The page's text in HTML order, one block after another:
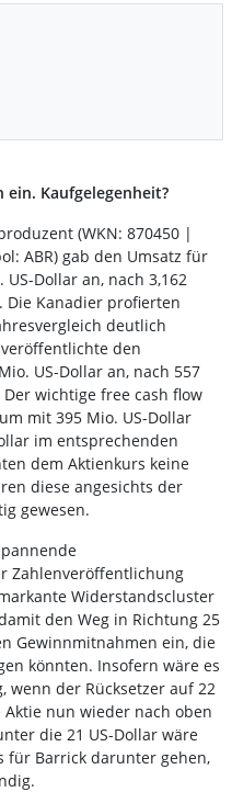
Kaufgelegenheit?
(WKN: 870450 |
ABR) gab den Umsatz für
Dollar an, nach 3,162
Die Kanadier profierten
deutlich
den
US-Dollar an, nach 557
wichtige free cash flow
mit 395 Mio. US-Dollar
im entsprechenden
dem Aktienkurs keine
diese angesichts der
gewesen.
Zahlenveröffentlichung
Widerstandscluster
den Weg in Richtung 25
Gewinnmitnahmen ein, die
könnten. Insofern wäre es
wenn der Rücksetzer auf 22
nun wieder nach oben
die 21 US-Dollar wäre
für Barrick darunter gehen,